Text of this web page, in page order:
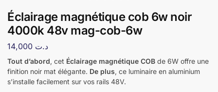
Éclairage magnétique cob 6w noir
4000k 48v mag-cob-6w
د.ت
Tout d’abord, cet Éclairage magnétique COB de 6W offre une
finition noir mat élégante. De plus, ce luminaire en aluminium
s’installe facilement sur vos rails 48V.